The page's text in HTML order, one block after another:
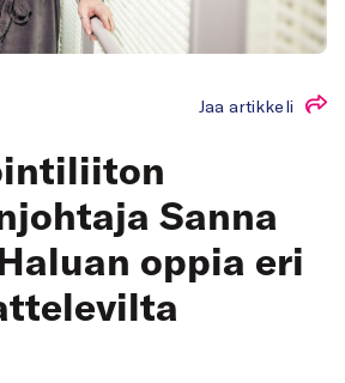
Jaa artikkeli
Sanna
oppia eri